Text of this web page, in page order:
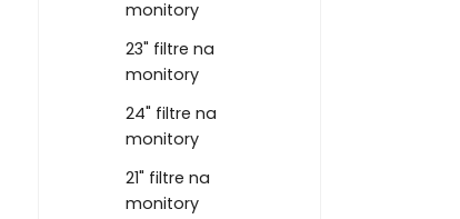
monitory
23" filtre na
monitory
24" filtre na
monitory
21" filtre na
monitory